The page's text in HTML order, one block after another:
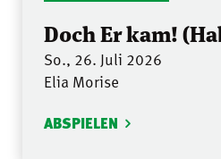
Doch Er kam!
So., 26. Juli 2026
Elia Morise
ABSPIELEN